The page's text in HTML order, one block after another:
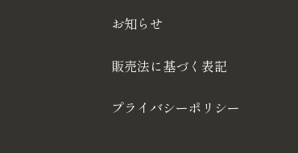
お知らせ
販売法に基づく表記
プライバシーポリシー